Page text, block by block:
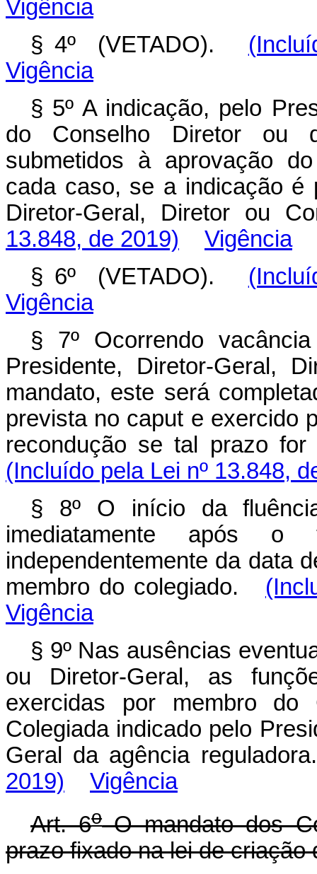
Vigência
§ 4º (VETADO).
Vigência
§ 5º A indicação, pelo
do Conselho Diretor ou
submetidos à aprovação
cada caso, se a indicação é
Diretor-Geral, Diretor ou
13.848, de 2019)
Vigência
§ 6º (VETADO).
Vigência
§ 7º Ocorrendo
Presidente, Diretor-Geral,
mandato, este será
prevista no caput e exercido
recondução se tal prazo
(Incluído pela Lei nº 13.848,
§ 8º O início da
imediatamente após o
independentemente da data
membro do colegiado.
Vigência
§ 9º Nas ausências
ou Diretor-Geral, as
exercidas por membro do
Colegiada indicado pelo
Geral da agência
2019)
Vigência
Art. 6oO mandato dos
prazo fixado na lei de criação